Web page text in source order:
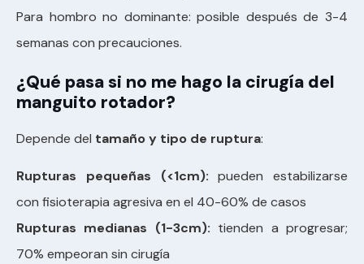
Para hombro no dominante: posible después de 3-4
semanas con precauciones.
¿Qué pasa si no me hago la cirugía del
manguito rotador?
Depende del tamaño y tipo de ruptura:
Rupturas pequeñas (<1cm): pueden estabilizarse
con fisioterapia agresiva en el 40-60% de casos
Rupturas medianas (1-3cm): tienden a progresar;
70% empeoran sin cirugía